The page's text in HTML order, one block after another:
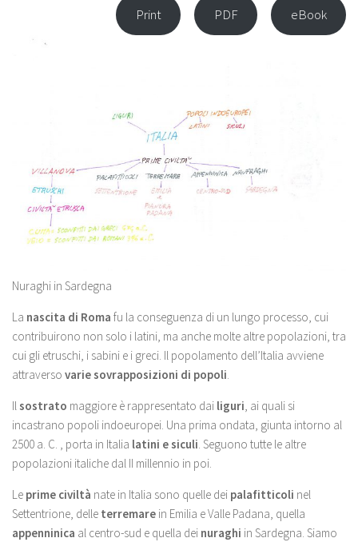
Print PDF eBook
Nuraghi in Sardegna
La nascita di Roma fu la conseguenza di un lungo processo, cui
contribuirono non solo i latini, ma anche molte altre popolazioni, tra
cui gli etruschi, i sabini e i greci. Il popolamento dell’Italia avviene
attraverso varie sovrapposizioni di popoli.
Ilsostrato maggiore è rappresentato dai liguri, ai quali si
incastrano popoli indoeuropei. Una prima ondata, giunta intorno al
2500 a. C. , porta in Italia latini e siculi. Seguono tutte le altre
popolazioni italiche dal II millennio in poi.
Le prime civiltà nate in Italia sono quelle dei palafitticoli nel
Settentrione, delle terremare in Emilia e Valle Padana, quella
appenninica al centro-sud e quella dei nuraghi in Sardegna. Siamo